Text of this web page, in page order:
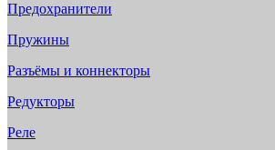
Предохранители
Пружины
Разъёмы и коннекторы
Редукторы
Реле